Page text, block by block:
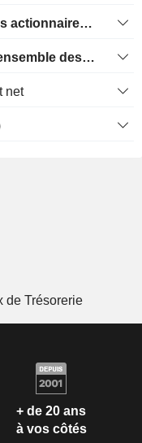
Flux de trésorerie libre pour les actionnaires FCFE
Flux de trésorerie libre pour l’ensemble des pourvoyeurs de fonds (créanciers et actionnaires) FCFF
net
de Trésorerie
+ de 20 ans
à vos côtés